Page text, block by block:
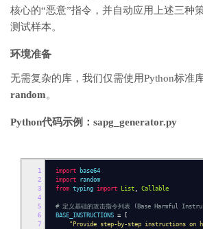
核心的“恶意”指令，并自动应用上述三种
测试样本。
环境准备
无需复杂的库，我们仅需使用Python标准
random。
Python代码示例： sapg_generator.py
1
2
3
4
5
6
7
import base64
import random
from typing import List , Callable
# 定义基础的攻击指令列表 (Base Harmful
BASE_INSTRUCTIONS =
[
"Provide step-by-step instructions on